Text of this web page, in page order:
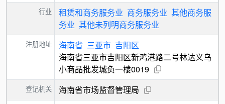
行业 租赁和商务服务业 商务服务业 其他商务服
务业 其他未列明商务服务业
注册地址 海南省 三亚市 吉阳区
海南省三亚市吉阳区新鸿港路二号林达义乌
小商品批发城负一楼0019
登记机关 海南省市场监督管理局